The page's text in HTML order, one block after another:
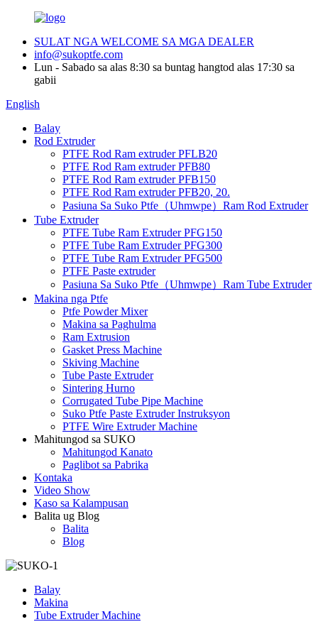
SULAT NGA WELCOME SA MGA DEALER
info@sukoptfe.com
Lun - Sabado sa alas 8:30 sa buntag hangtod alas 17:30 sa
gabii
English
Balay
Rod Extruder
PTFE Rod Ram extruder PFLB20
PTFE Rod Ram extruder PFB80
PTFE Rod Ram extruder PFB150
PTFE Rod Ram extruder PFB20, 20.
Pasiuna Sa Suko Ptfe（Uhmwpe）Ram Rod Extruder
Tube Extruder
PTFE Tube Ram Extruder PFG150
PTFE Tube Ram Extruder PFG300
PTFE Tube Ram Extruder PFG500
PTFE Paste extruder
Pasiuna Sa Suko Ptfe（Uhmwpe）Ram Tube Extruder
Makina nga Ptfe
Ptfe Powder Mixer
Makina sa Paghulma
Ram Extrusion
Gasket Press Machine
Skiving Machine
Tube Paste Extruder
Sintering Hurno
Corrugated Tube Pipe Machine
Suko Ptfe Paste Extruder Instruksyon
PTFE Wire Extruder Machine
Mahitungod sa SUKO
Mahitungod Kanato
Paglibot sa Pabrika
Kontaka
Video Show
Kaso sa Kalampusan
Balita ug Blog
Balita
Blog
Balay
Makina
Tube Extruder Machine